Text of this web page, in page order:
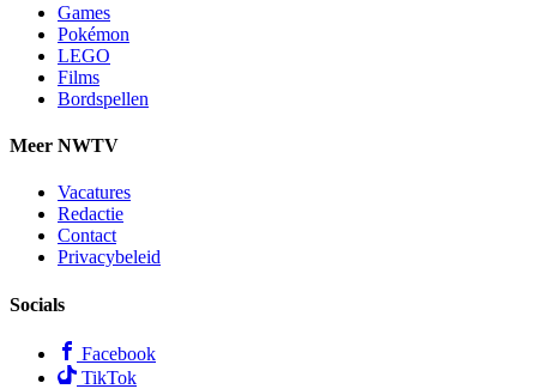
Games
Pokémon
LEGO
Films
Bordspellen
Meer NWTV
Vacatures
Redactie
Contact
Privacybeleid
Socials
Facebook
TikTok